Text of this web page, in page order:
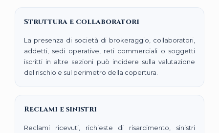
Struttura e collaboratori
La presenza di società di brokeraggio, collaboratori,
addetti, sedi operative, reti commerciali o soggetti
iscritti in altre sezioni può incidere sulla valutazione
del rischio e sul perimetro della copertura.
Reclami e sinistri
Reclami ricevuti, richieste di risarcimento, sinistri